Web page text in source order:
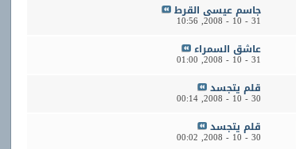
جاسم عيسى القرط
31 - 10 - 2008,
10:56
عاشق السمراء
31 - 10 - 2008,
01:00
قلم يتجسد
30 - 10 - 2008,
00:14
قلم يتجسد
30 - 10 - 2008,
00:02